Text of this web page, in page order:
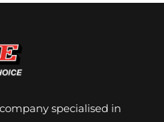
specialised in